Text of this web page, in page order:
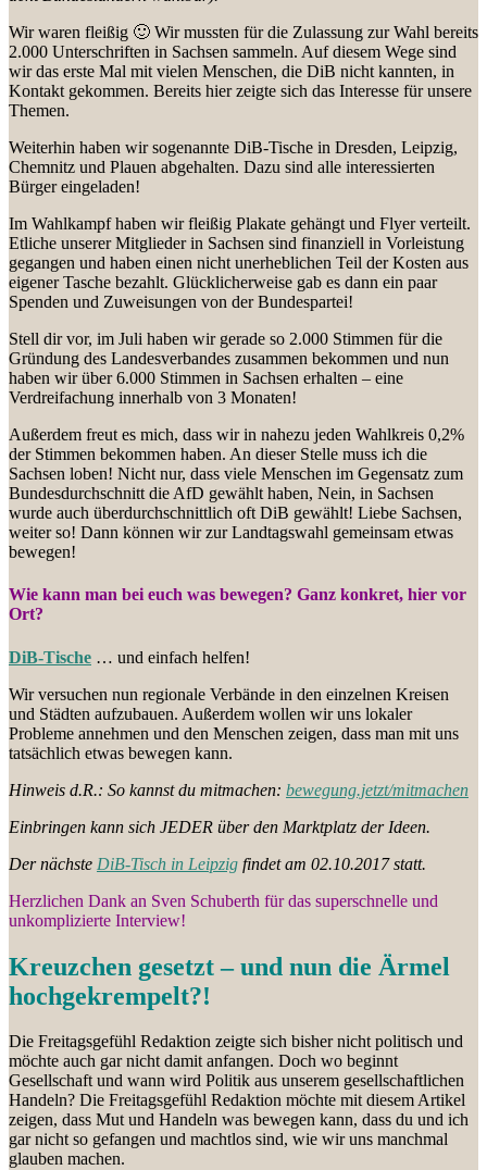
Wir waren fleißig 🙂 Wir mussten für die Zulassung zur Wahl bereits
2.000 Unterschriften in Sachsen sammeln. Auf diesem Wege sind
wir das erste Mal mit vielen Menschen, die DiB nicht kannten, in
Kontakt gekommen. Bereits hier zeigte sich das Interesse für unsere
Themen.
Weiterhin haben wir sogenannte DiB-Tische in Dresden, Leipzig,
Chemnitz und Plauen abgehalten. Dazu sind alle interessierten
Bürger eingeladen!
Im Wahlkampf haben wir fleißig Plakate gehängt und Flyer verteilt.
Etliche unserer Mitglieder in Sachsen sind finanziell in Vorleistung
gegangen und haben einen nicht unerheblichen Teil der Kosten aus
eigener Tasche bezahlt. Glücklicherweise gab es dann ein paar
Spenden und Zuweisungen von der Bundespartei!
Stell dir vor, im Juli haben wir gerade so 2.000 Stimmen für die
Gründung des Landesverbandes zusammen bekommen und nun
haben wir über 6.000 Stimmen in Sachsen erhalten – eine
Verdreifachung innerhalb von 3 Monaten!
Außerdem freut es mich, dass wir in nahezu jeden Wahlkreis 0,2%
der Stimmen bekommen haben. An dieser Stelle muss ich die
Sachsen loben! Nicht nur, dass viele Menschen im Gegensatz zum
Bundesdurchschnitt die AfD gewählt haben, Nein, in Sachsen
wurde auch überdurchschnittlich oft DiB gewählt! Liebe Sachsen,
weiter so! Dann können wir zur Landtagswahl gemeinsam etwas
bewegen!
Wie kann man bei euch was bewegen? Ganz konkret, hier vor
Ort?
DiB-Tische … und einfach helfen!
Wir versuchen nun regionale Verbände in den einzelnen Kreisen
und Städten aufzubauen. Außerdem wollen wir uns lokaler
Probleme annehmen und den Menschen zeigen, dass man mit uns
tatsächlich etwas bewegen kann.
Hinweis d.R.: So kannst du mitmachen: bewegung.jetzt/mitmachen
Einbringen kann sich JEDER über den Marktplatz der Ideen.
Der nächste DiB-Tisch in Leipzig findet am 02.10.2017 statt.
Herzlichen Dank an Sven Schuberth für das superschnelle und
unkomplizierte Interview!
Kreuzchen gesetzt – und nun die Ärmel
hochgekrempelt?!
Die Freitagsgefühl Redaktion zeigte sich bisher nicht politisch und
möchte auch gar nicht damit anfangen. Doch wo beginnt
Gesellschaft und wann wird Politik aus unserem gesellschaftlichen
Handeln? Die Freitagsgefühl Redaktion möchte mit diesem Artikel
zeigen, dass Mut und Handeln was bewegen kann, dass du und ich
gar nicht so gefangen und machtlos sind, wie wir uns manchmal
glauben machen.